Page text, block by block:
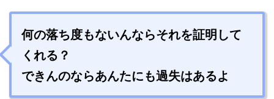
何の落ち度もないんならそれを証明して
くれる？
できんのならあんたにも過失はあるよ